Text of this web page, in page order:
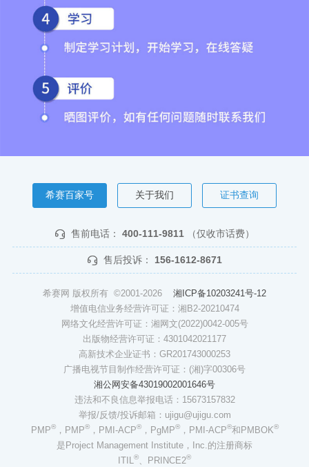
希赛百家号 关于我们 证书查询
售前电话： 400-111-9811 （仅收市话费）
售后投诉： 156-1612-8671
希赛网 版权所有 ©2001-2026 湘ICP备10203241号-12
增值电信业务经营许可证：湘B2-20210474
网络文化经营许可证：湘网文(2022)0042-005号
出版物经营许可证：4301042021177
高新技术企业证书：GR201743000253
广播电视节目制作经营许可证：(湘)字00306号
湘公网安备43019002001646号
违法和不良信息举报电话：15673157832
举报/反馈/投诉邮箱：ujigu@ujigu.com
PMP®，PMP®，PMI-ACP®，PgMP®，PMI-ACP®和PMBOK®
是Project Management Institute，Inc.的注册商标
ITIL
® 、PRINCE2®